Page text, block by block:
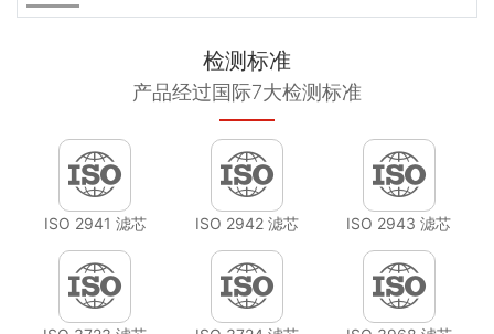
检测标准
产品经过国际7大检测标准
ISO 2941 滤芯 ISO 2942 滤芯 ISO 2943 滤芯